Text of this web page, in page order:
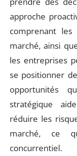
approche
comprenant
marché, ainsi
les entreprises
se positionner
opportunités
stratégique
réduire les
marché, ce
concurrentiel.